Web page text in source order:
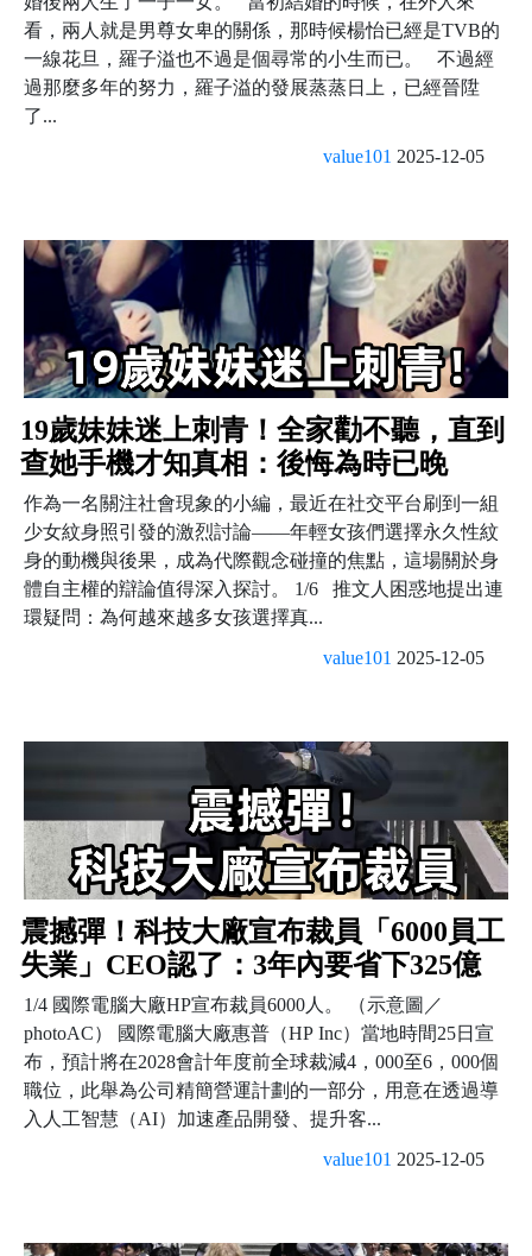
看，兩人就是男尊女卑的關係，那時候楊怡已經是TVB的
一線花旦，羅子溢也不過是個尋常的小生而已。 不過經
過那麼多年的努力，羅子溢的發展蒸蒸日上，已經晉陞
了...
value101 2025-12-05
19歲妹妹迷上刺青！全家勸不聽，直到
查她手機才知真相：後悔為時已晚
作為一名關注社會現象的小編，最近在社交平台刷到一組
少女紋身照引發的激烈討論——年輕女孩們選擇永久性紋
身的動機與後果，成為代際觀念碰撞的焦點，這場關於身
體自主權的辯論值得深入探討。 1/6 推文人困惑地提出連
環疑問：為何越來越多女孩選擇真...
value101 2025-12-05
震撼彈！科技大廠宣布裁員「6000員工
失業」CEO認了：3年內要省下325億
1/4 國際電腦大廠HP宣布裁員6000人。 （示意圖／
photoAC） 國際電腦大廠惠普（HP Inc）當地時間25日宣
布，預計將在2028會計年度前全球裁減4，000至6，000個
職位，此舉為公司精簡營運計劃的一部分，用意在透過導
入人工智慧（AI）加速產品開發、提升客...
value101 2025-12-05